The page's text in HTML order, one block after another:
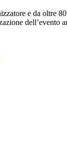
e da oltre